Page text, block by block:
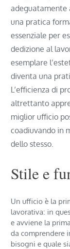
adeguatamente
una pratica
essenziale per
dedizione al
esemplare
diventa una
L’efficienza di
altrettanto
miglior ufficio
coadiuvando in
dello stesso.
Stile e
Un ufficio è la
lavorativa: in
e avviene la
da comprendere
bisogni e quale